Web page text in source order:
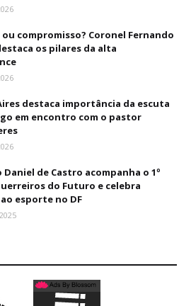
compromisso? Coronel Fernando
os pilares da alta
destaca importância da escuta
em encontro com o pastor
de Castro acompanha o 1º
do Futuro e celebra
esporte no DF